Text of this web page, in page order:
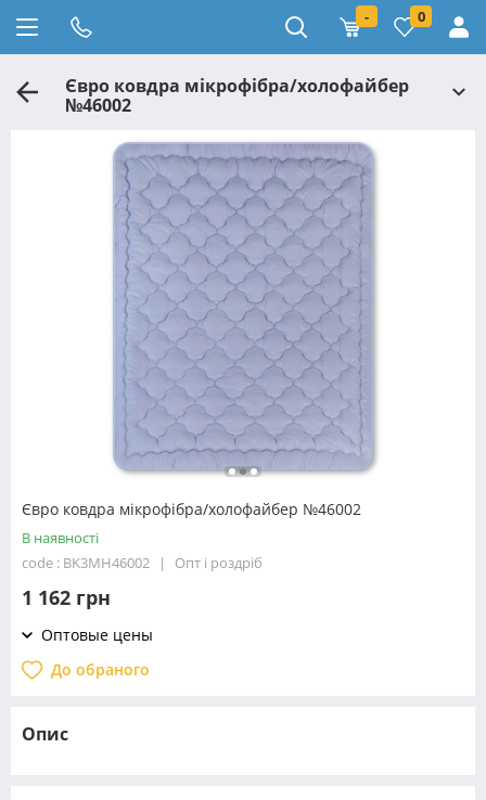
- 0
Євро ковдра мікрофібра/холофайбер
№46002
Євро ковдра мікрофібра/холофайбер №46002
В наявності
code : BK3MH46002
Опт і роздріб
1 162 грн
Оптовые цены
До обраного
Опис